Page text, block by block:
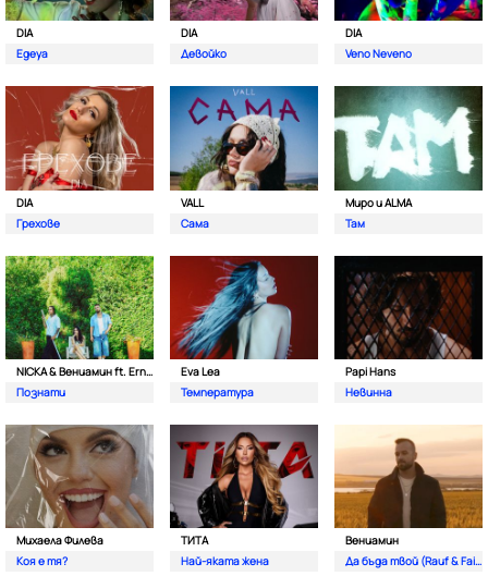
DIA
Egeya
DIA
Девойко
DIA
Veno Neveno
DIA
Грехове
VALL
Сама
Миро и ALMA
Там
NICKA & Вениамин ft. Ernesto Valenzuela
Познати
Eva Lea
Температура
Papi Hans
Невинна
Михаела Филева
Коя е тя?
ТИТА
Най-яката жена
Вениамин
Да бъда твой (Rauf & Faik)